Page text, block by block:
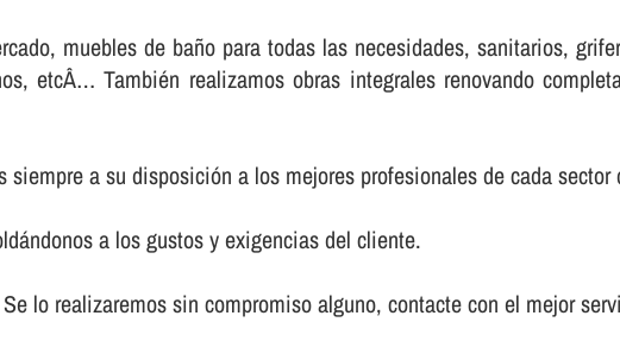
muebles de baño para todas las necesidades, sanitarios,
etcÂ… También realizamos obras integrales renovando
siempre a su disposición a los mejores profesionales de cada sector
a los gustos y exigencias del cliente.
lo realizaremos sin compromiso alguno, contacte con el mejor